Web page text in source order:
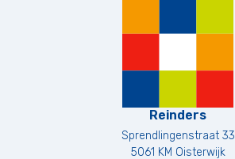
Reinders
Sprendlingenstraat 33
5061 KM Oisterwijk